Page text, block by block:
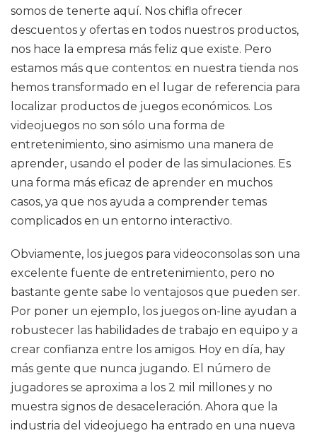
somos de tenerte aquí. Nos chifla ofrecer
descuentos y ofertas en todos nuestros productos,
nos hace la empresa más feliz que existe. Pero
estamos más que contentos: en nuestra tienda nos
hemos transformado en el lugar de referencia para
localizar productos de juegos económicos. Los
videojuegos no son sólo una forma de
entretenimiento, sino asimismo una manera de
aprender, usando el poder de las simulaciones. Es
una forma más eficaz de aprender en muchos
casos, ya que nos ayuda a comprender temas
complicados en un entorno interactivo.
Obviamente, los juegos para videoconsolas son una
excelente fuente de entretenimiento, pero no
bastante gente sabe lo ventajosos que pueden ser.
Por poner un ejemplo, los juegos on-line ayudan a
robustecer las habilidades de trabajo en equipo y a
crear confianza entre los amigos. Hoy en día, hay
más gente que nunca jugando. El número de
jugadores se aproxima a los 2 mil millones y no
muestra signos de desaceleración. Ahora que la
industria del videojuego ha entrado en una nueva